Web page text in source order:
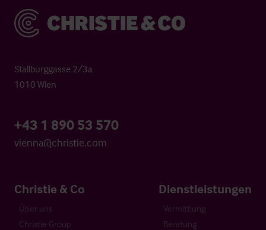
Christie & Co
Stallburggasse 2/3a
1010 Wien
+43 1 890 53 570
vienna@christie.com
Christie & Co
Über uns
Christie Group
Dienstleistungen
Vermittlung
Beratung